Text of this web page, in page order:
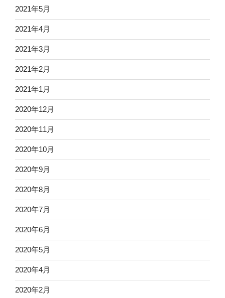
2021年5月
2021年4月
2021年3月
2021年2月
2021年1月
2020年12月
2020年11月
2020年10月
2020年9月
2020年8月
2020年7月
2020年6月
2020年5月
2020年4月
2020年2月